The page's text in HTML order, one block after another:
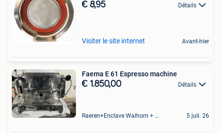
€ 8,95 Détails
Visiter le site internet Avant-hier
Faema E 61 Espresso machine
€ 1.850,00 Détails
Raeren+Enclave Walhorn + Gebietsteil Eupen 5 juil. 26